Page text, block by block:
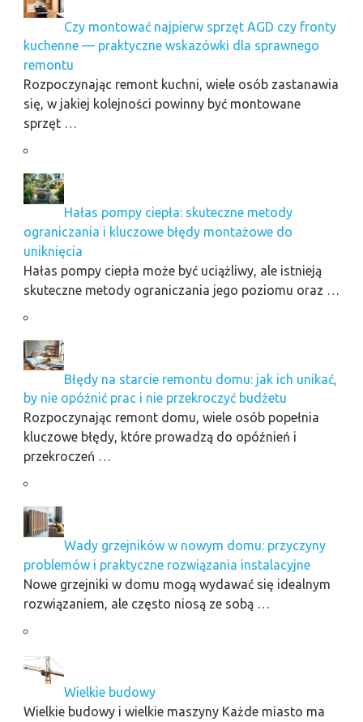
Czy montować najpierw sprzęt AGD czy fronty
kuchenne — praktyczne wskazówki dla sprawnego
remontu
Rozpoczynając remont kuchni, wiele osób zastanawia
się, w jakiej kolejności powinny być montowane
sprzęt …
Hałas pompy ciepła: skuteczne metody
ograniczania i kluczowe błędy montażowe do
uniknięcia
Hałas pompy ciepła może być uciążliwy, ale istnieją
skuteczne metody ograniczania jego poziomu oraz …
Błędy na starcie remontu domu: jak ich unikać,
by nie opóźnić prac i nie przekroczyć budżetu
Rozpoczynając remont domu, wiele osób popełnia
kluczowe błędy, które prowadzą do opóźnień i
przekroczeń …
Wady grzejników w nowym domu: przyczyny
problemów i praktyczne rozwiązania instalacyjne
Nowe grzejniki w domu mogą wydawać się idealnym
rozwiązaniem, ale często niosą ze sobą …
Wielkie budowy
Wielkie budowy i wielkie maszyny Każde miasto ma